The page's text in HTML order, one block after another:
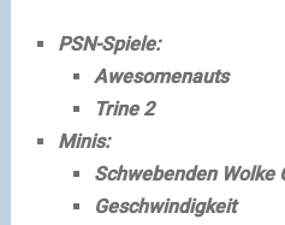
PSN-Spiele:
Awesomenauts
Trine 2
Minis:
Schwebenden Wolke
Geschwindigkeit